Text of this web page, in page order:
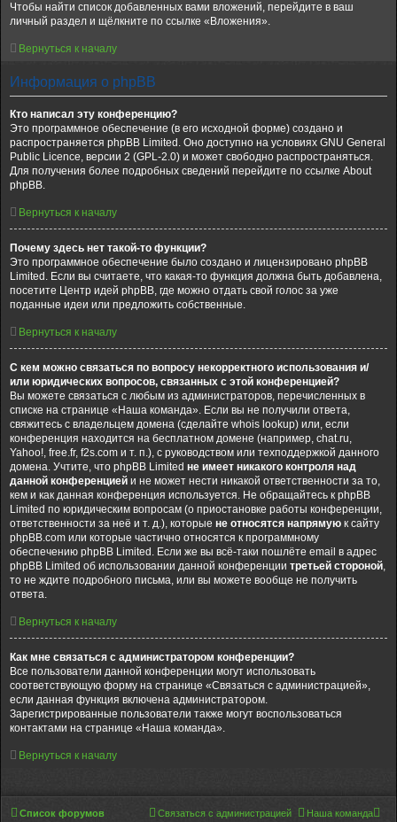
Чтобы найти список добавленных вами вложений, перейдите в ваш
личный раздел и щёлкните по ссылке «Вложения».
Вернуться к началу
Информация о phpBB
Кто написал эту конференцию?
Это программное обеспечение (в его исходной форме) создано и
распространяется phpBB Limited. Оно доступно на условиях GNU General
Public Licence, версии 2 (GPL-2.0) и может свободно распространяться.
Для получения более подробных сведений перейдите по ссылке About
phpBB.
Вернуться к началу
Почему здесь нет такой-то функции?
Это программное обеспечение было создано и лицензировано phpBB
Limited. Если вы считаете, что какая-то функция должна быть добавлена,
посетите Центр идей phpBB, где можно отдать свой голос за уже
поданные идеи или предложить собственные.
Вернуться к началу
С кем можно связаться по вопросу некорректного использования и/
или юридических вопросов, связанных с этой конференцией?
Вы можете связаться с любым из администраторов, перечисленных в
списке на странице «Наша команда». Если вы не получили ответа,
свяжитесь с владельцем домена (сделайте whois lookup) или, если
конференция находится на бесплатном домене (например, chat.ru,
Yahoo!, free.fr, f2s.com и т. п.), с руководством или техподдержкой данного
домена. Учтите, что phpBB Limited не имеет никакого контроля над
данной конференцией и не может нести никакой ответственности за то,
кем и как данная конференция используется. Не обращайтесь к phpBB
Limited по юридическим вопросам (о приостановке работы конференции,
ответственности за неё и т. д.), которые не относятся напрямую к сайту
phpBB.com или которые частично относятся к программному
обеспечению phpBB Limited. Если же вы всё-таки пошлёте email в адрес
phpBB Limited об использовании данной конференции третьей стороной,
то не ждите подробного письма, или вы можете вообще не получить
ответа.
Вернуться к началу
Как мне связаться с администратором конференции?
Все пользователи данной конференции могут использовать
соответствующую форму на странице «Связаться с администрацией»,
если данная функция включена администратором.
Зарегистрированные пользователи также могут воспользоваться
контактами на странице «Наша команда».
Вернуться к началу
Список форумов Наша команда
Связаться с администрацией